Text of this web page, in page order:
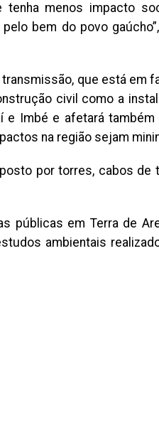
menos impacto
bem do povo
que está em
civil como a
e Imbé e afetará
na região sejam
por torres, cabos de
públicas em Terra de
ambientais